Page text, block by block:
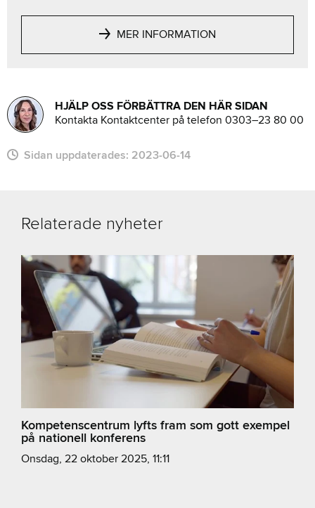
MER INFORMATION
HJÄLP OSS FÖRBÄTTRA DEN HÄR SIDAN
Kontakta Kontaktcenter på telefon 0303–23 80 00
Sidan uppdaterades: 2023-06-14
Relaterade nyheter
Kompetenscentrum lyfts fram som gott exempel
på nationell konferens
onsdag, 22 oktober 2025, 11:11